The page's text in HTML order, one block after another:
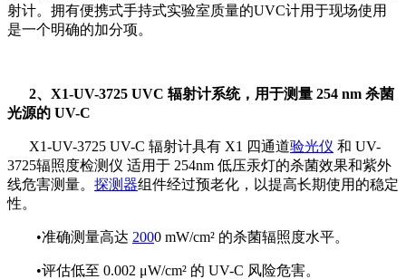
射计。拥有便携式手持式实验室质量的UVC计用于现场使用
是一个明确的加分项。
2、X1-UV-3725 UVC 辐射计系统，用于测量 254 nm 杀菌
光源的 UV-C
X1-UV-3725 UV-C 辐射计具有 X1 四通道验光仪 和 UV-
3725辐照度检测仪 适用于 254nm 低压汞灯的杀菌效果和紫外
线危害测量。 探测器组件经过预老化，以提高长期使用的稳定
性。
•准确测量高达 2000 mW/cm² 的杀菌辐照度水平。
•评估低至 0.002 μW/cm² 的 UV-C 风险危害。